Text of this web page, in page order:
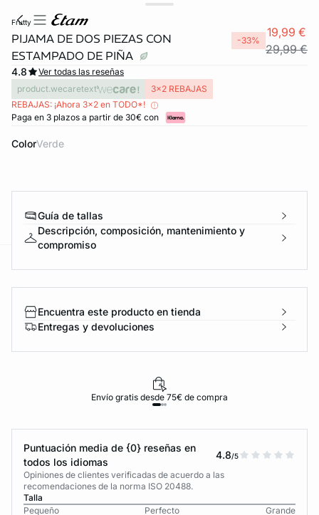
frutty
PIJAMA DE DOS PIEZAS CON
ESTAMPADO DE PIÑA
-33%
19,99 €
29,99 €
4.8
Ver todas las reseñas
product.wecaretext
3x2 REBAJAS
REBAJAS: ¡Ahora 3x2 en TODO*!
Paga en 3 plazos a partir de 30€ con
Color verde
Guía de tallas
Descripción, composición, mantenimiento y
compromiso
Encuentra este producto en tienda
Entregas y devoluciones
Envío gratis desde 75€ de compra
Puntuación media de {0} reseñas en
todos los idiomas
4.8/5
Opiniones de clientes verificadas de acuerdo a las
recomendaciones de la norma ISO 20488.
Talla
Pequeño
Perfecto
Grande